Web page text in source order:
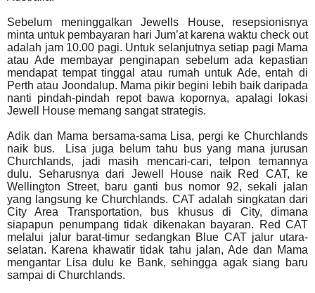
Sebelum meninggalkan Jewells House, resepsionisnya
minta untuk pembayaran hari Jum’at karena waktu check out
adalah jam 10.00 pagi. Untuk selanjutnya setiap pagi Mama
atau Ade membayar penginapan sebelum ada kepastian
mendapat tempat tinggal atau rumah untuk Ade, entah di
Perth atau Joondalup. Mama pikir begini lebih baik daripada
nanti pindah-pindah repot bawa kopornya, apalagi lokasi
Jewell House memang sangat strategis.
Adik dan Mama bersama-sama Lisa, pergi ke Churchlands
naik bus. Lisa juga belum tahu bus yang mana jurusan
Churchlands, jadi masih mencari-cari, telpon temannya
dulu. Seharusnya dari Jewell House naik Red CAT, ke
Wellington Street, baru ganti bus nomor 92, sekali jalan
yang langsung ke Churchlands. CAT adalah singkatan dari
City Area Transportation, bus khusus di City, dimana
siapapun penumpang tidak dikenakan bayaran. Red CAT
melalui jalur barat-timur sedangkan Blue CAT jalur utara-
selatan. Karena khawatir tidak tahu jalan, Ade dan Mama
mengantar Lisa dulu ke Bank, sehingga agak siang baru
sampai di Churchlands.